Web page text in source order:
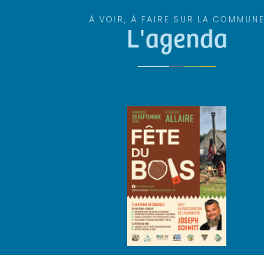
À VOIR, À FAIRE SUR LA COMMUNE
L'agenda